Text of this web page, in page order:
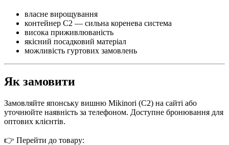
власне вирощування
контейнер С2 — сильна коренева система
висока приживлюваність
якісний посадковий матеріал
можливість гуртових замовлень
Як замовити
Замовляйте японську вишню Mikinori (С2) на сайті або
уточнюйте наявність за телефоном. Доступне бронювання для
оптових клієнтів.
👉 Перейти до товару: